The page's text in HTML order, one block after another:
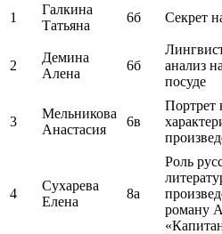
1
Галкина
Татьяна
6б Секрет
2
Демина
Алена
6б
анализ
посуде
3
Мельникова
Анастасия
6в
Портрет
4
Сухарева
Елена
8а
Роль
роману